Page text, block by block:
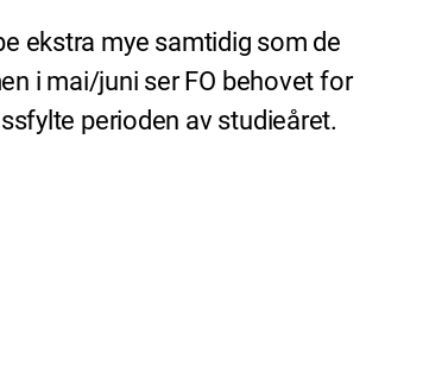
ekstra mye samtidig som de
i mai/juni ser FO behovet for
perioden av studieåret.